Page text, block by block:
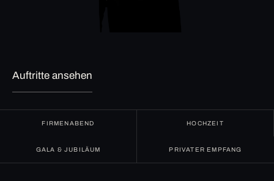
Auftritte ansehen
FIRMENABEND HOCHZEIT
GALA & JUBILÄUM PRIVATER EMPFANG